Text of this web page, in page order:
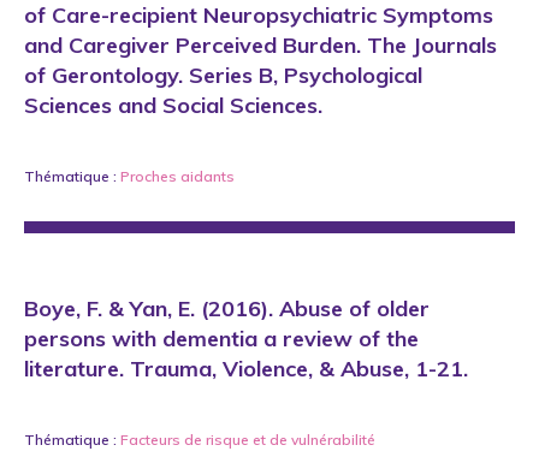
of Care-recipient Neuropsychiatric Symptoms
and Caregiver Perceived Burden. The Journals
of Gerontology. Series B, Psychological
Sciences and Social Sciences.
Thématique : Proches aidants
Boye, F. & Yan, E. (2016). Abuse of older
persons with dementia a review of the
literature. Trauma, Violence, & Abuse, 1-21.
Thématique : Facteurs de risque et de vulnérabilité